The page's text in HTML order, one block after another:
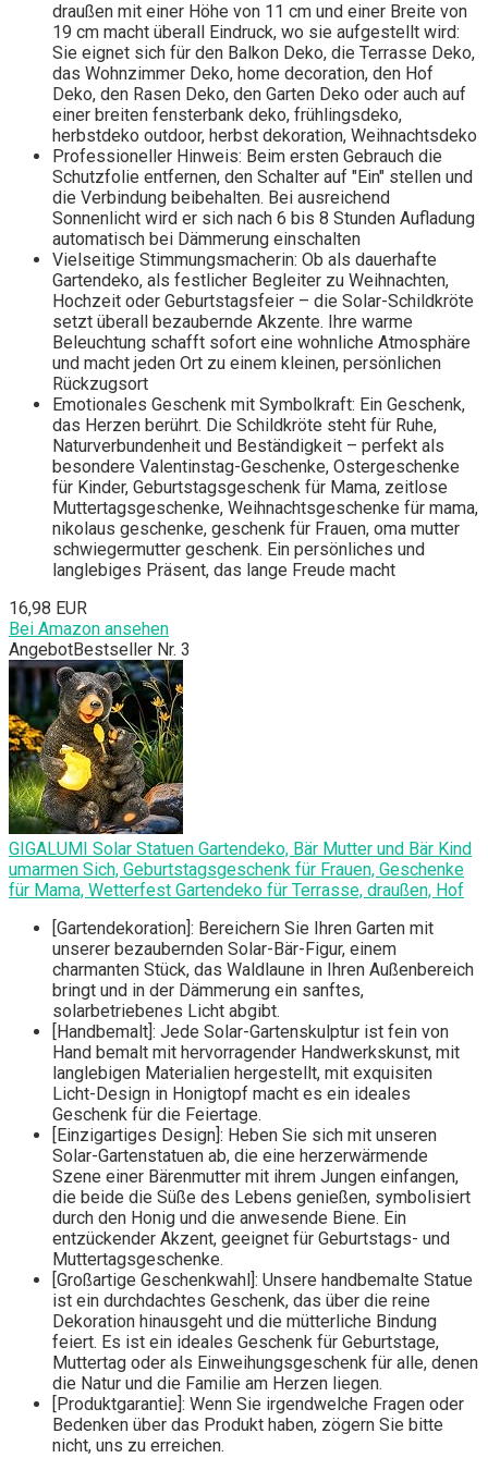
draußen mit einer Höhe von 11 cm und einer Breite von
19 cm macht überall Eindruck, wo sie aufgestellt wird:
Sie eignet sich für den Balkon Deko, die Terrasse Deko,
das Wohnzimmer Deko, home decoration, den Hof
Deko, den Rasen Deko, den Garten Deko oder auch auf
einer breiten fensterbank deko, frühlingsdeko,
herbstdeko outdoor, herbst dekoration, Weihnachtsdeko
Professioneller Hinweis: Beim ersten Gebrauch die
Schutzfolie entfernen, den Schalter auf "Ein" stellen und
die Verbindung beibehalten. Bei ausreichend
Sonnenlicht wird er sich nach 6 bis 8 Stunden Aufladung
automatisch bei Dämmerung einschalten
Vielseitige Stimmungsmacherin: Ob als dauerhafte
Gartendeko, als festlicher Begleiter zu Weihnachten,
Hochzeit oder Geburtstagsfeier – die Solar-Schildkröte
setzt überall bezaubernde Akzente. Ihre warme
Beleuchtung schafft sofort eine wohnliche Atmosphäre
und macht jeden Ort zu einem kleinen, persönlichen
Rückzugsort
Emotionales Geschenk mit Symbolkraft: Ein Geschenk,
das Herzen berührt. Die Schildkröte steht für Ruhe,
Naturverbundenheit und Beständigkeit – perfekt als
besondere Valentinstag-Geschenke, Ostergeschenke
für Kinder, Geburtstagsgeschenk für Mama, zeitlose
Muttertagsgeschenke, Weihnachtsgeschenke für mama,
nikolaus geschenke, geschenk für Frauen, oma mutter
schwiegermutter geschenk. Ein persönliches und
langlebiges Präsent, das lange Freude macht
16,98 EUR
Bei Amazon ansehen
AngebotBestseller Nr. 3
GIGALUMI Solar Statuen Gartendeko, Bär Mutter und Bär Kind
umarmen Sich, Geburtstagsgeschenk für Frauen, Geschenke
für Mama, Wetterfest Gartendeko für Terrasse, draußen, Hof
[Gartendekoration]: Bereichern Sie Ihren Garten mit
unserer bezaubernden Solar-Bär-Figur, einem
charmanten Stück, das Waldlaune in Ihren Außenbereich
bringt und in der Dämmerung ein sanftes,
solarbetriebenes Licht abgibt.
[Handbemalt]: Jede Solar-Gartenskulptur ist fein von
Hand bemalt mit hervorragender Handwerkskunst, mit
langlebigen Materialien hergestellt, mit exquisiten
Licht-Design in Honigtopf macht es ein ideales
Geschenk für die Feiertage.
[Einzigartiges Design]: Heben Sie sich mit unseren
Solar-Gartenstatuen ab, die eine herzerwärmende
Szene einer Bärenmutter mit ihrem Jungen einfangen,
die beide die Süße des Lebens genießen, symbolisiert
durch den Honig und die anwesende Biene. Ein
entzückender Akzent, geeignet für Geburtstags- und
Muttertagsgeschenke.
[Großartige Geschenkwahl]: Unsere handbemalte Statue
ist ein durchdachtes Geschenk, das über die reine
Dekoration hinausgeht und die mütterliche Bindung
feiert. Es ist ein ideales Geschenk für Geburtstage,
Muttertag oder als Einweihungsgeschenk für alle, denen
die Natur und die Familie am Herzen liegen.
[Produktgarantie]: Wenn Sie irgendwelche Fragen oder
Bedenken über das Produkt haben, zögern Sie bitte
nicht, uns zu erreichen.